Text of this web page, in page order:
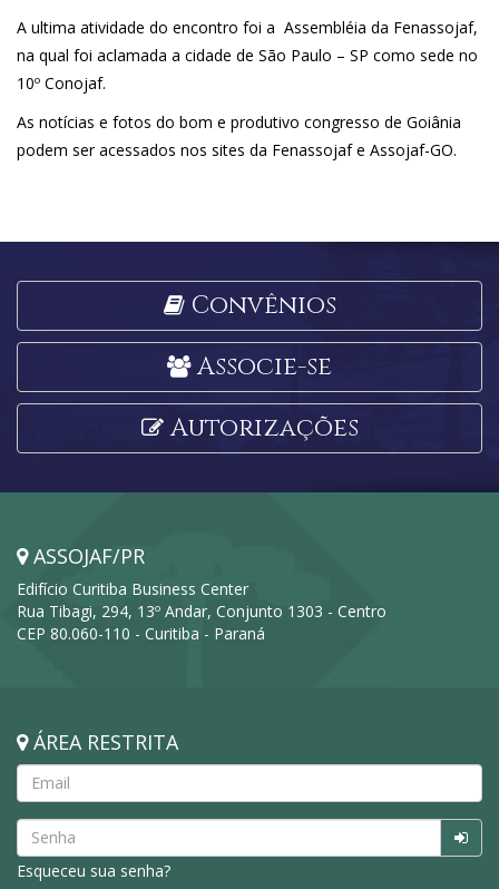
A ultima atividade do encontro foi a Assembléia da Fenassojaf,
na qual foi aclamada a cidade de São Paulo – SP como sede no
10º Conojaf.
As notícias e fotos do bom e produtivo congresso de Goiânia
podem ser acessados nos sites da Fenassojaf e Assojaf-GO.
Convênios
Associe-se
Autorizações
ASSOJAF/PR
Edifício Curitiba Business Center
Rua Tibagi, 294, 13º Andar, Conjunto 1303 - Centro
CEP 80.060-110 - Curitiba - Paraná
ÁREA RESTRITA
Esqueceu sua senha?